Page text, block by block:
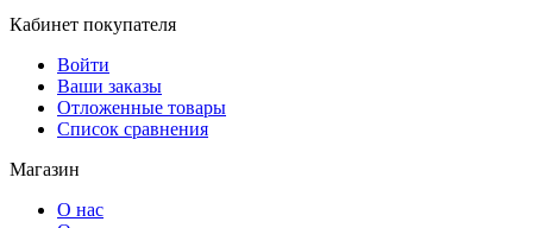
Кабинет покупателя
Войти
Ваши заказы
Отложенные товары
Список сравнения
Магазин
О нас